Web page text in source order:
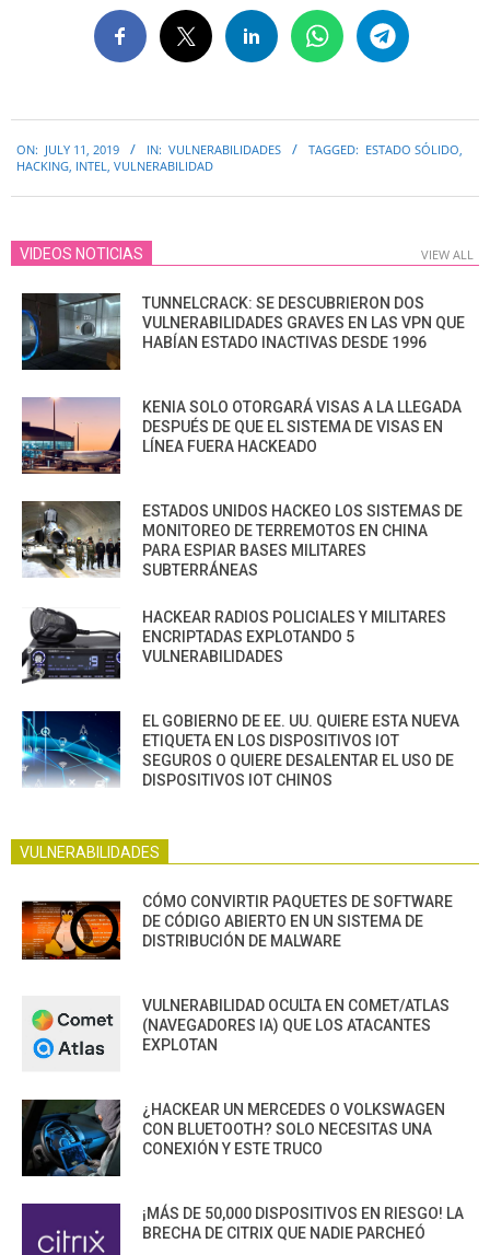
07-
ON: JULY 11, 2019 IN: VULNERABILIDADES TAGGED: ESTADO SÓLIDO,
HACKING, INTEL, VULNERABILIDAD
VIDEOS NOTICIAS VIEW ALL
TUNNELCRACK: SE DESCUBRIERON DOS
VULNERABILIDADES GRAVES EN LAS VPN QUE
HABÍAN ESTADO INACTIVAS DESDE 1996
KENIA SOLO OTORGARÁ VISAS A LA LLEGADA
DESPUÉS DE QUE EL SISTEMA DE VISAS EN
LÍNEA FUERA HACKEADO
ESTADOS UNIDOS HACKEO LOS SISTEMAS DE
MONITOREO DE TERREMOTOS EN CHINA
PARA ESPIAR BASES MILITARES
SUBTERRÁNEAS
HACKEAR RADIOS POLICIALES Y MILITARES
ENCRIPTADAS EXPLOTANDO 5
VULNERABILIDADES
EL GOBIERNO DE EE. UU. QUIERE ESTA NUEVA
ETIQUETA EN LOS DISPOSITIVOS IOT
SEGUROS O QUIERE DESALENTAR EL USO DE
DISPOSITIVOS IOT CHINOS
VULNERABILIDADES
CÓMO CONVIRTIR PAQUETES DE SOFTWARE
DE CÓDIGO ABIERTO EN UN SISTEMA DE
DISTRIBUCIÓN DE MALWARE
VULNERABILIDAD OCULTA EN COMET/ATLAS
(NAVEGADORES IA) QUE LOS ATACANTES
EXPLOTAN
¿HACKEAR UN MERCEDES O VOLKSWAGEN
CON BLUETOOTH? SOLO NECESITAS UNA
CONEXIÓN Y ESTE TRUCO
¡MÁS DE 50,000 DISPOSITIVOS EN RIESGO! LA
BRECHA DE CITRIX QUE NADIE PARCHEÓ